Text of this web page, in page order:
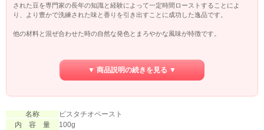
された豆を専門家の長年の知識と経験によって一定時間ローストすることによ
り、より豊かで洗練された味と香りを引き出すことに成功した逸品です。
他の材料と混ぜ合わせた時の自然な発色とまろやかな風味が特徴です。
ート等の副材料としてはもちろん、トリュフ、プラリネショコラ等にも欠かすこ
▼ 商品説明の続きを見る ▼
名称
ピスタチオペースト
内 容 量
100g